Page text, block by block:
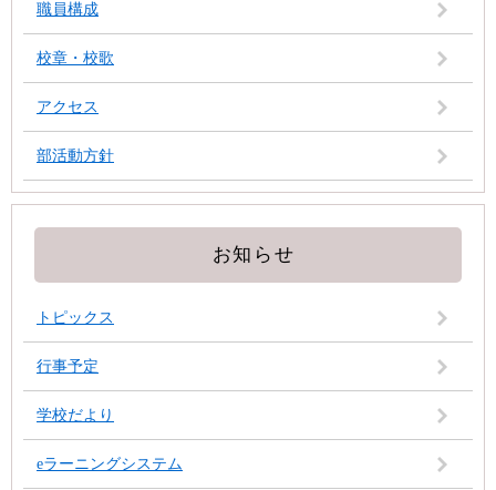
職員構成
校章・校歌
アクセス
部活動方針
お知らせ
トピックス
行事予定
学校だより
eラーニングシステム